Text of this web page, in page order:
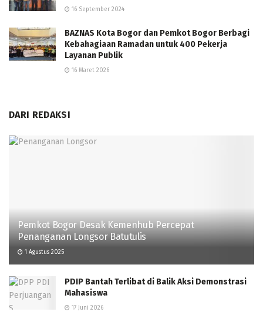
16 September 2024
BAZNAS Kota Bogor dan Pemkot Bogor Berbagi
Kebahagiaan Ramadan untuk 400 Pekerja
Layanan Publik
16 Maret 2026
DARI REDAKSI
Pemkot Bogor Desak Kemenhub Percepat
Penanganan Longsor Batutulis
1 Agustus 2025
PDIP Bantah Terlibat di Balik Aksi Demonstrasi
Mahasiswa
17 Juni 2026